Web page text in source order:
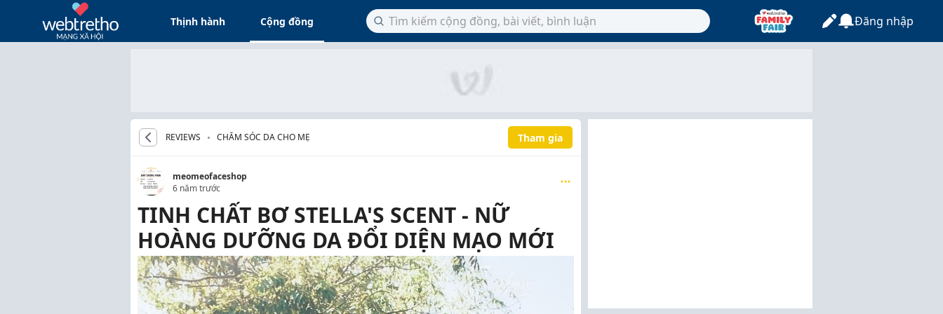
Thịnh hành Cộng đồng Đăng nhập
REVIEWS CHĂM SÓC DA CHO MẸ Tham gia
meomeofaceshop
6 năm trước
TINH CHẤT BƠ STELLA'S SCENT - NỮ
HOÀNG DƯỠNG DA ĐỔI DIỆN MẠO MỚI